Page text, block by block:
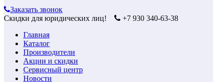
Заказать звонок
Скидки для юридических лиц!
+7 930 340-63-38
Главная
Каталог
Производители
Акции и скидки
Сервисный центр
Новости